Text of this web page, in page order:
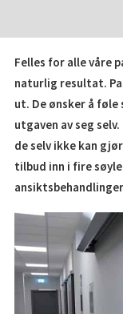
OM OSS
KONTAKT
BESTILL
55 99 11 00
POST@PK1.NO
Felles for alle våre
naturlig resultat.
ut. De ønsker å
utgaven av seg
de selv ikke kan
tilbud inn i fire